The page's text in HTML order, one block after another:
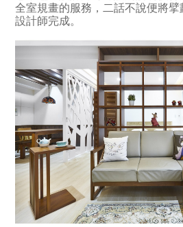
全室規畫的服務，二話不說便將
設計師完成。